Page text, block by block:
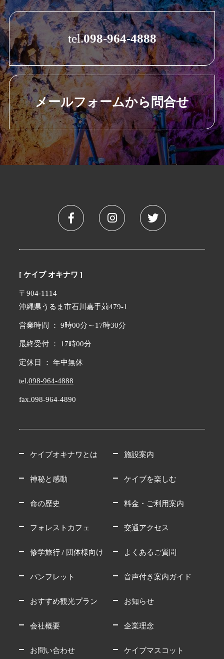
tel.098-964-4888
メールフォームから問合せ
[ ケイブ オキナワ ]
〒904-1114
沖縄県うるま市石川嘉手苅479-1
営業時間 ： 9時00分～17時30分
最終受付 ： 17時00分
定休日 ： 年中無休
tel.098-964-4888
fax.098-964-4890
ケイブオキナワとは 施設案内
神秘と感動 ケイブを楽しむ
命の歴史 料金・ご利用案内
フォレストカフェ 交通アクセス
修学旅行 / 団体様向け よくあるご質問
パンフレット 音声付き案内ガイド
おすすめ観光プラン お知らせ
会社概要 企業理念
お問い合わせ ケイブマスコット